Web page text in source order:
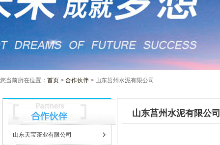
您当前所在位置： 首页 > 合作伙伴 > 山东莒州水泥有限公司
山东天宝茶业有限公司
山东莒州水泥有限公司